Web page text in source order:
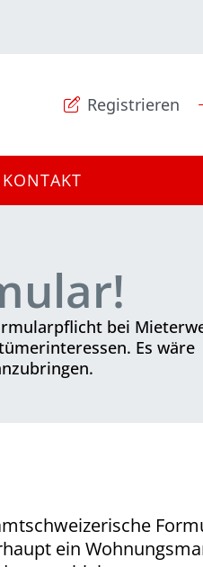
Registrieren
KONTAKT
bei
Es wäre
ein